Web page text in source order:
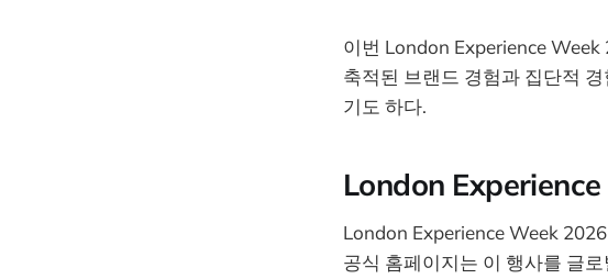
이번 London Experience
축적된 브랜드 경험과 집단적
기도 하다.
London
London Experience Week
공식 홈페이지는 이 행사를 글